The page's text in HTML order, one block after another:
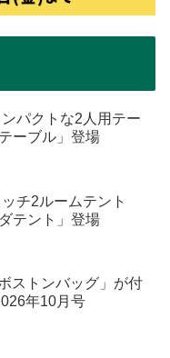
パクトな2人用テー
ーブル」登場
チ2ルームテント
テント」登場
ストンバッグ」が付
年10月号